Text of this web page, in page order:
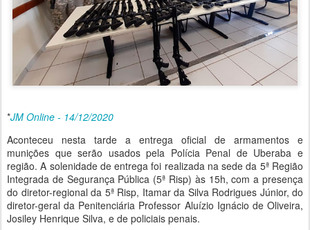
*JM Online - 14/12/2020
Aconteceu nesta tarde a entrega oficial de armamentos e
munições que serão usados pela Polícia Penal de Uberaba e
região. A solenidade de entrega foi realizada na sede da 5ª Região
Integrada de Segurança Pública (5ª Risp) às 15h, com a presença
do diretor-regional da 5ª Risp, Itamar da Silva Rodrigues Júnior, do
diretor-geral da Penitenciária Professor Aluízio Ignácio de Oliveira,
Josiley Henrique Silva, e de policiais penais.